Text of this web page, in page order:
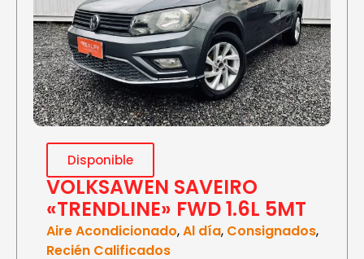
Disponible
VOLKSAWEN SAVEIRO
«TRENDLINE» FWD 1.6L 5MT
Aire Acondicionado,Al día, Consignados,
Recién Calificados